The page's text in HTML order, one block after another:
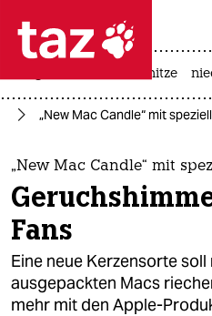
 taz zahl
taz zahl ich
themen
politik
öko
gesellschaft
hitze
„New Mac Candle“ mit
„New Mac Candle“ mit
Fans
Eine neue Kerzensorte
ausgepackten Macs
mehr mit den Apple-